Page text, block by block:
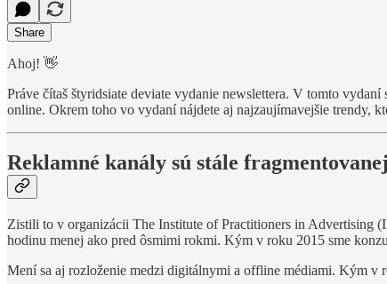
Share
Ahoj! 👋
Práve čítaš štyridsiate deviate vydanie newslettera. V tomto
online. Okrem toho vo vydaní nájdete aj najzaujímavejšie trendy,
Reklamné kanály sú stále
Zistili to v organizácii The Institute of Practitioners in Advertising
hodinu menej ako pred ôsmimi rokmi. Kým v roku 2015 sme
Mení sa aj rozloženie medzi digitálnymi a offline médiami. Kým v